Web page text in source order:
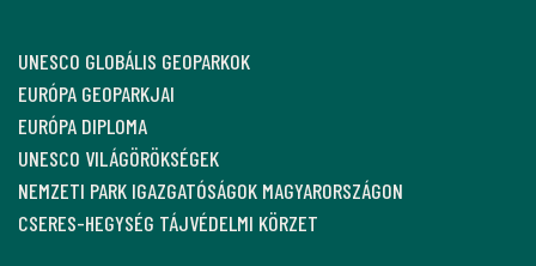
UNESCO GLOBÁLIS GEOPARKOK
EURÓPA GEOPARKJAI
EURÓPA DIPLOMA
UNESCO VILÁGÖRÖKSÉGEK
NEMZETI PARK IGAZGATÓSÁGOK MAGYARORSZÁGON
CSERES-HEGYSÉG TÁJVÉDELMI KÖRZET